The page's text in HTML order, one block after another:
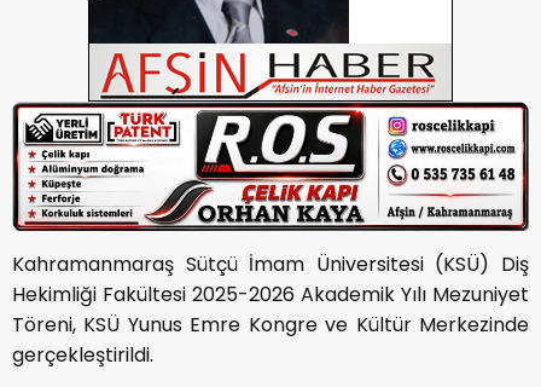
Kahramanmaraş Sütçü İmam Üniversitesi (KSÜ) Diş
Hekimliği Fakültesi 2025-2026 Akademik Yılı Mezuniyet
Töreni, KSÜ Yunus Emre Kongre ve Kültür Merkezinde
gerçekleştirildi.